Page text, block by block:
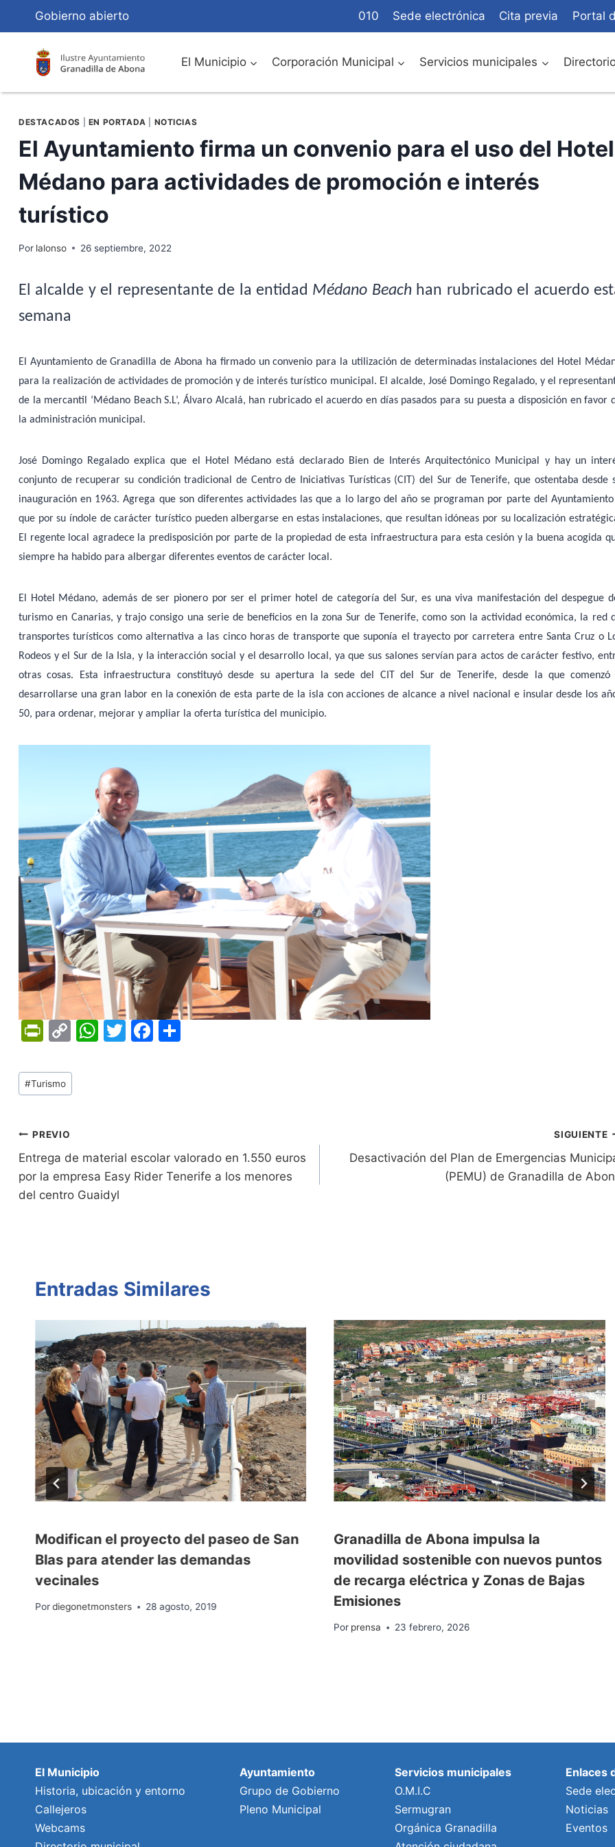
Contenido
Gobierno abierto 010 Sede electrónica Cita previa Portal
El Municipio Corporación Municipal Servicios municipales
DESTACADOS EN PORTADA NOTICIAS
El Ayuntamiento firma un convenio para el uso del Hotel
Médano para actividades de promoción e interés
turístico
Por lalonso 26 septiembre, 2022
El alcalde y el representante de la entidad Médano Beach han rubricado el acuerdo
semana
El Ayuntamiento de Granadilla de Abona ha firmado un convenio para la utilización de determinadas instalaciones del Hotel
para la realización de actividades de promoción y de interés turístico municipal. El alcalde, José Domingo Regalado, y el
de la mercantil ‘Médano Beach S.L’, Álvaro Alcalá, han rubricado el acuerdo en días pasados para su puesta a disposición en favor
la administración municipal.
José Domingo Regalado explica que el Hotel Médano está declarado Bien de Interés Arquitectónico Municipal y hay un
conjunto de recuperar su condición tradicional de Centro de Iniciativas Turísticas (CIT) del Sur de Tenerife, que ostentaba desde
inauguración en 1963. Agrega que son diferentes actividades las que a lo largo del año se programan por parte del
que por su índole de carácter turístico pueden albergarse en estas instalaciones, que resultan idóneas por su localización
El regente local agradece la predisposición por parte de la propiedad de esta infraestructura para esta cesión y la buena acogida
siempre ha habido para albergar diferentes eventos de carácter local.
El Hotel Médano, además de ser pionero por ser el primer hotel de categoría del Sur, es una viva manifestación del despegue
turismo en Canarias, y trajo consigo una serie de beneficios en la zona Sur de Tenerife, como son la actividad económica, la red
transportes turísticos como alternativa a las cinco horas de transporte que suponía el trayecto por carretera entre Santa Cruz o
Rodeos y el Sur de la Isla, y la interacción social y el desarrollo local, ya que sus salones servían para actos de carácter festivo,
otras cosas. Esta infraestructura constituyó desde su apertura la sede del CIT del Sur de Tenerife, desde la que comenzó
desarrollarse una gran labor en la conexión de esta parte de la isla con acciones de alcance a nivel nacional e insular desde los
50, para ordenar, mejorar y ampliar la oferta turística del municipio.
Pr
tF
ri
n
dl
y
C
p
y
k
W
p
T
F
o
k
Tags
de
#Turismo
Navegación
de
entradas
PREVIO
Entrega de material escolar valorado en 1.550 euros
por la empresa Easy Rider Tenerife a los menores
del centro Guaidyl
SIGUIENTE
Desactivación del Plan de Emergencias
(PEMU) de Granadilla de
Entradas Similares
Modifican el proyecto del paseo de San
Blas para atender las demandas
vecinales
Pordiegonetmonsters 28 agosto, 2019
Granadilla de Abona impulsa la
movilidad sostenible con nuevos puntos
de recarga eléctrica y Zonas de Bajas
Emisiones
Por prensa 23 febrero, 2026
El Municipio
Historia, ubicación y entorno
Callejeros
Webcams
Ayuntamiento
Grupo de Gobierno
Pleno Municipal
Servicios municipales
O.M.I.C
Sermugran
Orgánica Granadilla
Enlaces
Sede
Noticias
Eventos